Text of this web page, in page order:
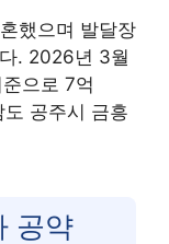
했으며 발달장
. 2026년 3월
으로 7억
공주시 금흥
공약